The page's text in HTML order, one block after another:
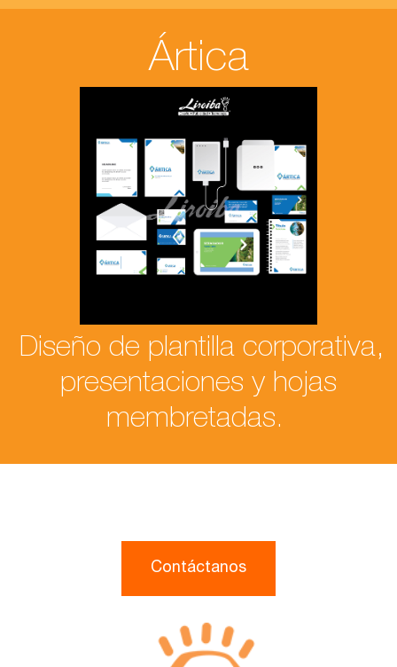
Ártica
Diseño de plantilla corporativa,
presentaciones y hojas
membretadas.
Contáctanos